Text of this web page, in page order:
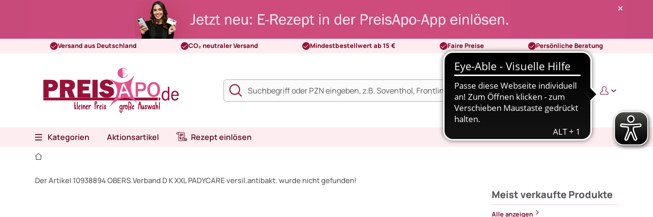
Versand aus Deutschland CO₂ neutraler Versand Mindestbestellwert ab 15 € Faire Preise Persönliche Beratung
0 0,00 €
Kategorien Aktionsartikel Rezept einlösen
Der Artikel 10938894 OBERS.Verband D K XXL PADYCARE versil.antibakt. wurde nicht gefunden!
Meist verkaufte Produkte
Alle anzeigen